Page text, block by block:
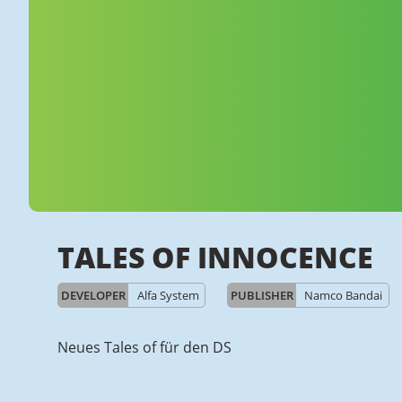
TALES OF INNOCENCE
DEVELOPER Alfa System PUBLISHER Namco Bandai
Neues Tales of für den DS